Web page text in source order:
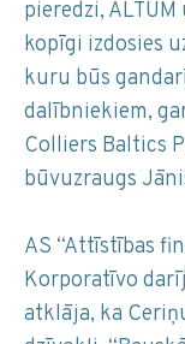
pieredzi,
kopīgi izdosies
kuru būs
dalībniekiem,
Colliers Baltics
būvuzraugs
AS “Attīstības
Korporatīvo
atklāja, ka